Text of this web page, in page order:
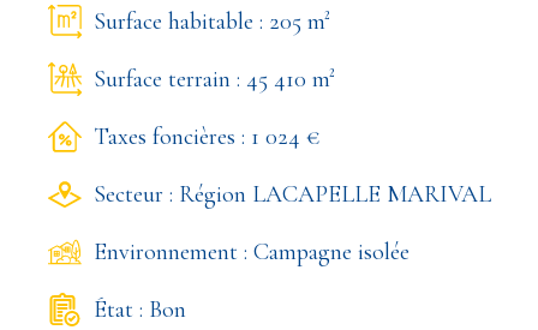
Surface habitable : 205 m²
Surface terrain : 45 410 m²
Taxes foncières : 1 024 €
Secteur : Région LACAPELLE MARIVAL
Environnement : Campagne isolée
État : Bon